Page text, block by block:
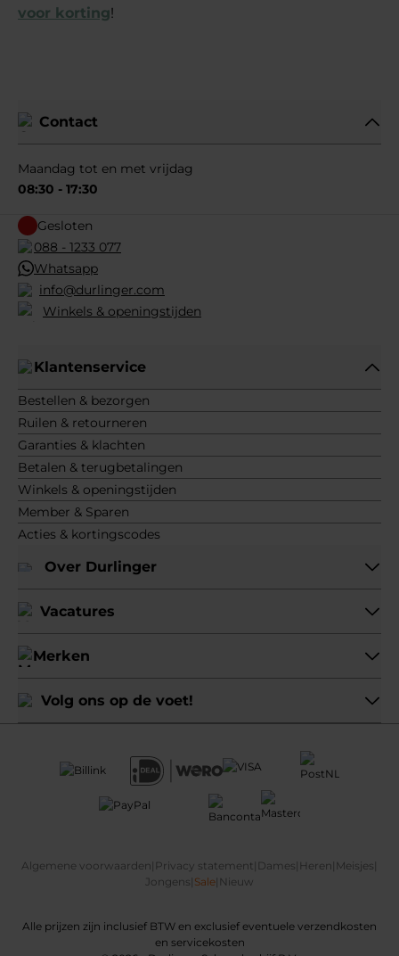
voor korting!
Contact
Maandag tot en met vrijdag
08:30 - 17:30
Gesloten
088 - 1233 077
Whatsapp
info@durlinger.com
Winkels & openingstijden
Klantenservice
Bestellen & bezorgen
Ruilen & retourneren
Garanties & klachten
Betalen & terugbetalingen
Winkels & openingstijden
Member & Sparen
Acties & kortingscodes
Over Durlinger
Vacatures
Merken
Volg ons op de voet!
Algemene voorwaarden Privacy statement Dames Heren Meisjes
Jongens Sale Nieuw
Alle prijzen zijn inclusief BTW en exclusief eventuele verzendkosten
en servicekosten